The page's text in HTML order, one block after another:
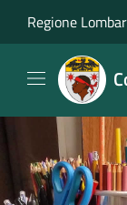
Regione